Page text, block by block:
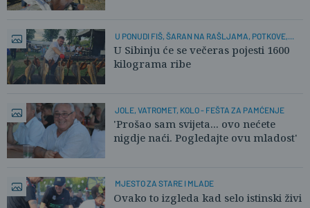
U PONUDI FIŠ, ŠARAN NA RAŠLJAMA, POTKOVE,...
U Sibinju će se večeras pojesti 1600
kilograma ribe
JOLE, VATROMET, KOLO - FEŠTA ZA PAMĆENJE
'Prošao sam svijeta... ovo nećete
nigdje naći. Pogledajte ovu mladost'
MJESTO ZA STARE I MLADE
Ovako to izgleda kad selo istinski živi